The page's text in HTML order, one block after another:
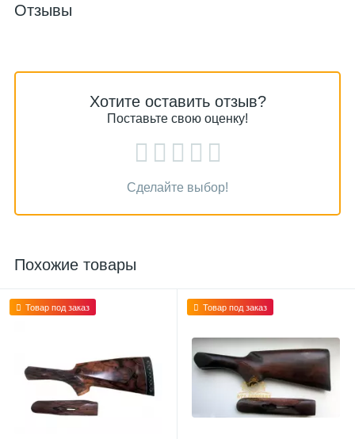
Отзывы
Хотите оставить отзыв?
Поставьте свою оценку!
Сделайте выбор!
Похожие товары
Товар под заказ Товар под заказ